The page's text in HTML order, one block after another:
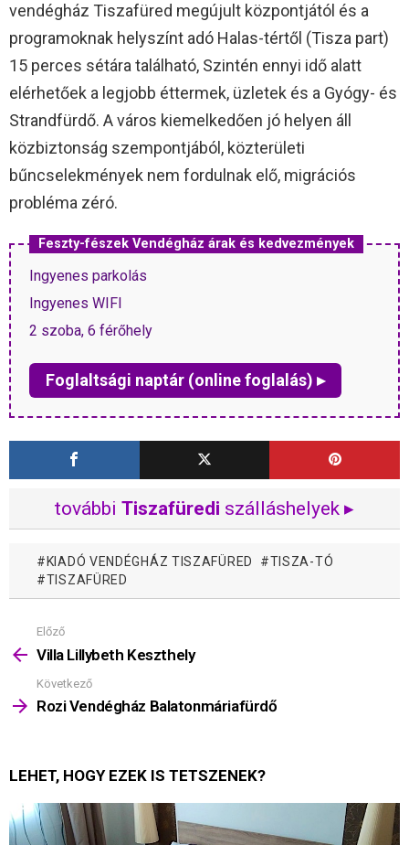
vendégház Tiszafüred megújult központjától és a
programoknak helyszínt adó Halas-tértől (Tisza part)
15 perces sétára található, Szintén ennyi idő alatt
elérhetőek a legjobb éttermek, üzletek és a Gyógy- és
Strandfürdő. A város kiemelkedően jó helyen áll
közbiztonság szempontjából, közterületi
bűncselekmények nem fordulnak elő, migrációs
probléma zéró.
Feszty-fészek Vendégház árak és kedvezmények
Ingyenes parkolás
Ingyenes WIFI
2 szoba, 6 férőhely
Foglaltsági naptár (online foglalás) ▸
további Tiszafüredi szálláshelyek ▸
KIADÓ VENDÉGHÁZ TISZAFÜRED
TISZA-TÓ
TISZAFÜRED
Mutass
többet
Előző
Villa Lillybeth Keszthely
Következő
Rozi Vendégház Balatonmáriafürdő
LEHET, HOGY EZEK IS TETSZENEK?